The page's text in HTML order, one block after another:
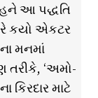
આ પદ્ધતિ
કયો એકટર
મનમાં
‘અમો-
કિરદાર માટે